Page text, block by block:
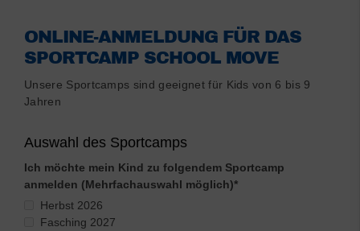
ONLINE-ANMELDUNG FÜR DAS
SPORTCAMP SCHOOL MOVE
Unsere Sportcamps sind geeignet für Kids von 6 bis 9
Jahren
Auswahl des Sportcamps
Ich möchte mein Kind zu folgendem Sportcamp
anmelden (Mehrfachauswahl möglich)*
Herbst 2026
Fasching 2027